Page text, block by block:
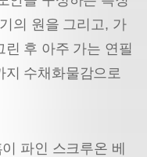
의 원을 그리고, 가
후 아주 가는 연필
지 수채화물감으로
파인 스크루온 베